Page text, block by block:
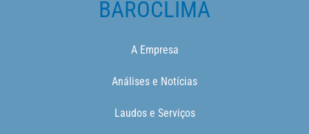
BAROCLIMA
A Empresa
Análises e Notícias
Laudos e Serviços